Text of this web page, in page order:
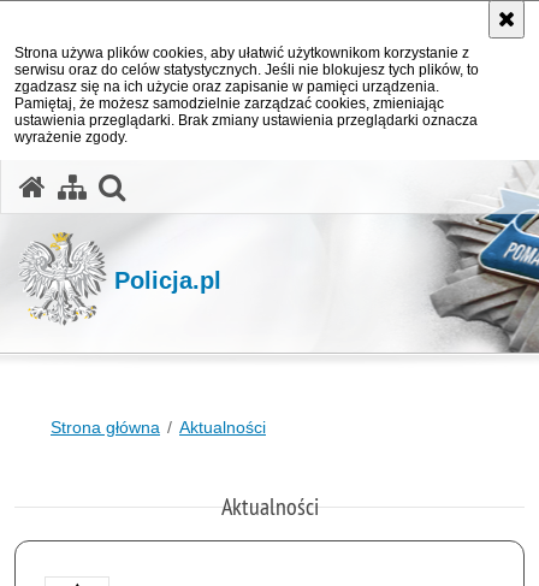
Strona używa plików cookies, aby ułatwić użytkownikom korzystanie z
serwisu oraz do celów statystycznych. Jeśli nie blokujesz tych plików, to
zgadzasz się na ich użycie oraz zapisanie w pamięci urządzenia.
Pamiętaj, że możesz samodzielnie zarządzać cookies, zmieniając
ustawienia przeglądarki. Brak zmiany ustawienia przeglądarki oznacza
wyrażenie zgody.
Policja.pl
Strona główna Aktualności
Aktualności